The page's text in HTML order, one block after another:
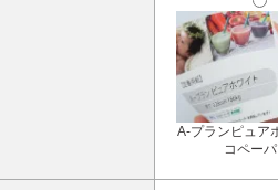
A-プランピュア
コペー